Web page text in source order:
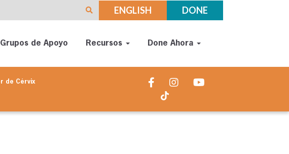
ENGLISH DONE
de Apoyo Recursos Done Ahora
de Cérvix